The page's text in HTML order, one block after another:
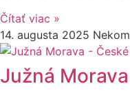
Čítať viac »
14. augusta 2025
Južná